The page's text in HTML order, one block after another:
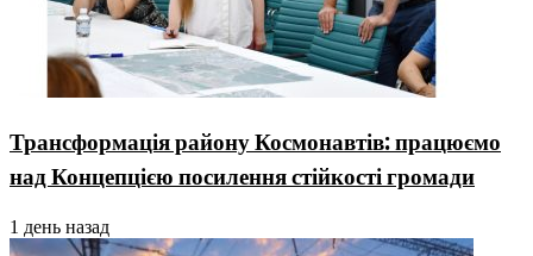
Трансформація району Космонавтів: працюємо
над Концепцією посилення стійкості громади
1 день назад